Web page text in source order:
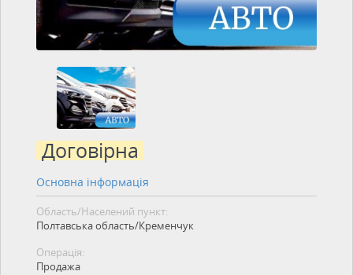
Договірна
Основна інформація
Область/Населений пункт:
Полтавська область/Кременчук
Операція:
Продажа